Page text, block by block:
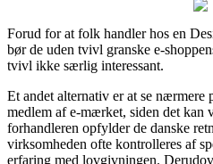
Forud for at folk handler hos en
bør de uden tvivl granske e-
tvivl ikke særlig interessant.
Et andet alternativ er at se nærmere
medlem af e-mærket, siden det kan
forhandleren opfylder de danske
virksomheden ofte kontrolleres af
erfaring med lovgivningen.